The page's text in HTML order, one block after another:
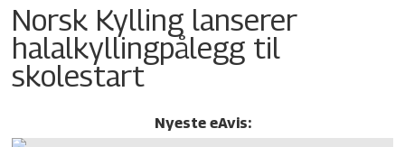
Norsk Kylling lanserer
halalkylling­pålegg til
skolestart
Nyeste eAvis: